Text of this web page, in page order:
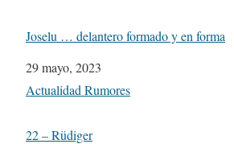
Joselu … delantero formado y en forma
Fecha
29 mayo, 2023
Respecto a
Actualidad Rumores
22 – Rüdiger